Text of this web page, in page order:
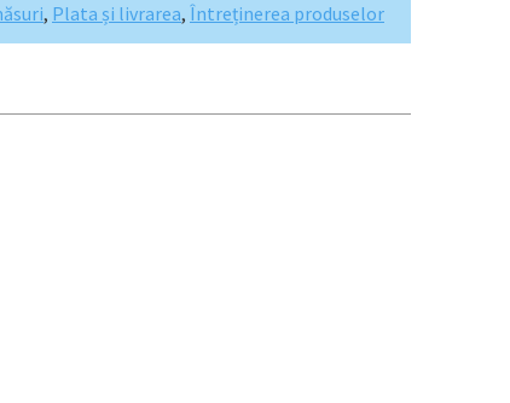
, Plata și livrarea, Întreținerea produselor